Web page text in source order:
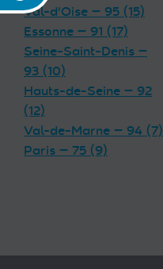
Val-d'Oise — 95 (15)
Essonne — 91 (17)
Seine-Saint-Denis —
93 (10)
Hauts-de-Seine — 92
(12)
Val-de-Marne — 94 (7)
Paris — 75 (9)